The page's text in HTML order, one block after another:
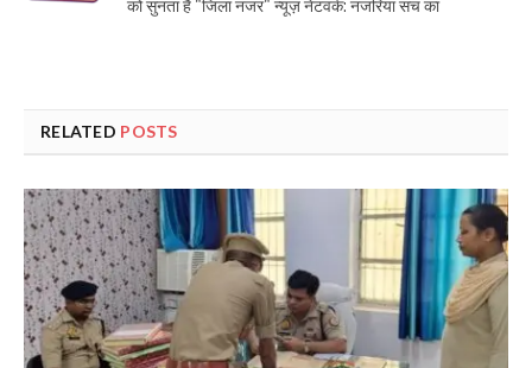
को सुनता है "जिला नजर" न्यूज़ नेटवर्क: नजरिया सच का
RELATED POSTS